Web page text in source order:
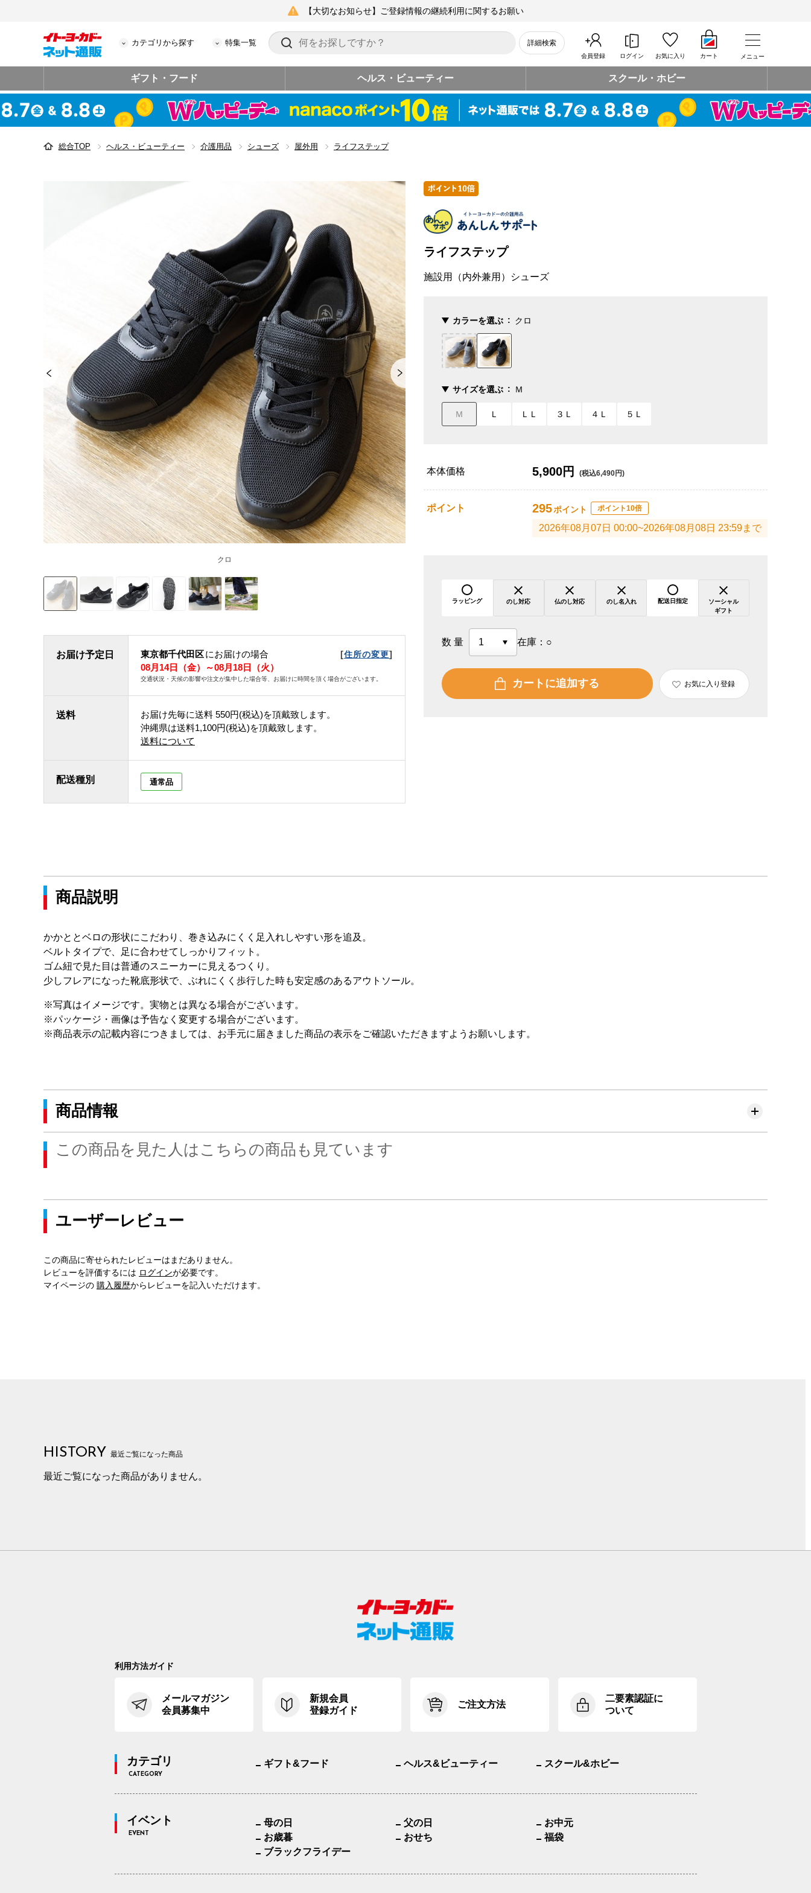
【大切なお知らせ】ご登録情報の継続利用に関するお願い
カテゴリから探す 特集一覧 詳細検索
会員登録 ログイン お気に入り カート メニュー
ギフト・フード ヘルス・ビューティー スクール・ホビー
総合TOP ヘルス・ビューティー 介護用品 シューズ 屋外用 ライフステップ
クロ
お届け予定日 東京都千代田区にお届けの場合 [住所の変更]
08月14日（金）～08月18日（火）
交通状況・天候の影響や注文が集中した場合等、お届けに時間を頂く場合がございます。
送料 お届け先毎に送料 550円(税込)を頂戴致します。
沖縄県は送料1,100円(税込)を頂戴致します。
送料について
配送種別 通常品
ライフステップ
施設用（内外兼用）シューズ
カラーを選ぶ クロ
サイズを選ぶ Ｍ
Ｍ Ｌ ＬＬ ３Ｌ ４Ｌ ５Ｌ
本体価格 5,900円 (税込6,490円)
ポイント 295ポイント ポイント10倍
2026年08月07日 00:00~2026年08月08日 23:59まで
ラッピング のし対応 仏のし対応 のし名入れ 配送日指定
ソーシャル
ギフト
数量 在庫： ○
カートに追加する お気に入り登録
商品説明
かかととベロの形状にこだわり、巻き込みにくく足入れしやすい形を追及。
ベルトタイプで、足に合わせてしっかりフィット。
ゴム紐で見た目は普通のスニーカーに見えるつくり。
少しフレアになった靴底形状で、ぶれにくく歩行した時も安定感のあるアウトソール。
※写真はイメージです。実物とは異なる場合がございます。
※パッケージ・画像は予告なく変更する場合がございます。
※商品表示の記載内容につきましては、お手元に届きました商品の表示をご確認いただきますようお願いします。
商品情報
この商品を見た人はこちらの商品も見ています
ユーザーレビュー
この商品に寄せられたレビューはまだありません。
レビューを評価するには ログインが必要です。
マイページの 購入履歴からレビューを記入いただけます。
HISTORY 最近ご覧になった商品
最近ご覧になった商品がありません。
利用方法ガイド
メールマガジン
会員募集中
新規会員
登録ガイド
ご注文方法
二要素認証に
ついて
カテゴリ
CATEGORY
ギフト&フード ヘルス&ビューティー スクール&ホビー
イベント
EVENT
母の日 父の日
お中元
お歳暮
おせち
福袋
ブラックフライデー